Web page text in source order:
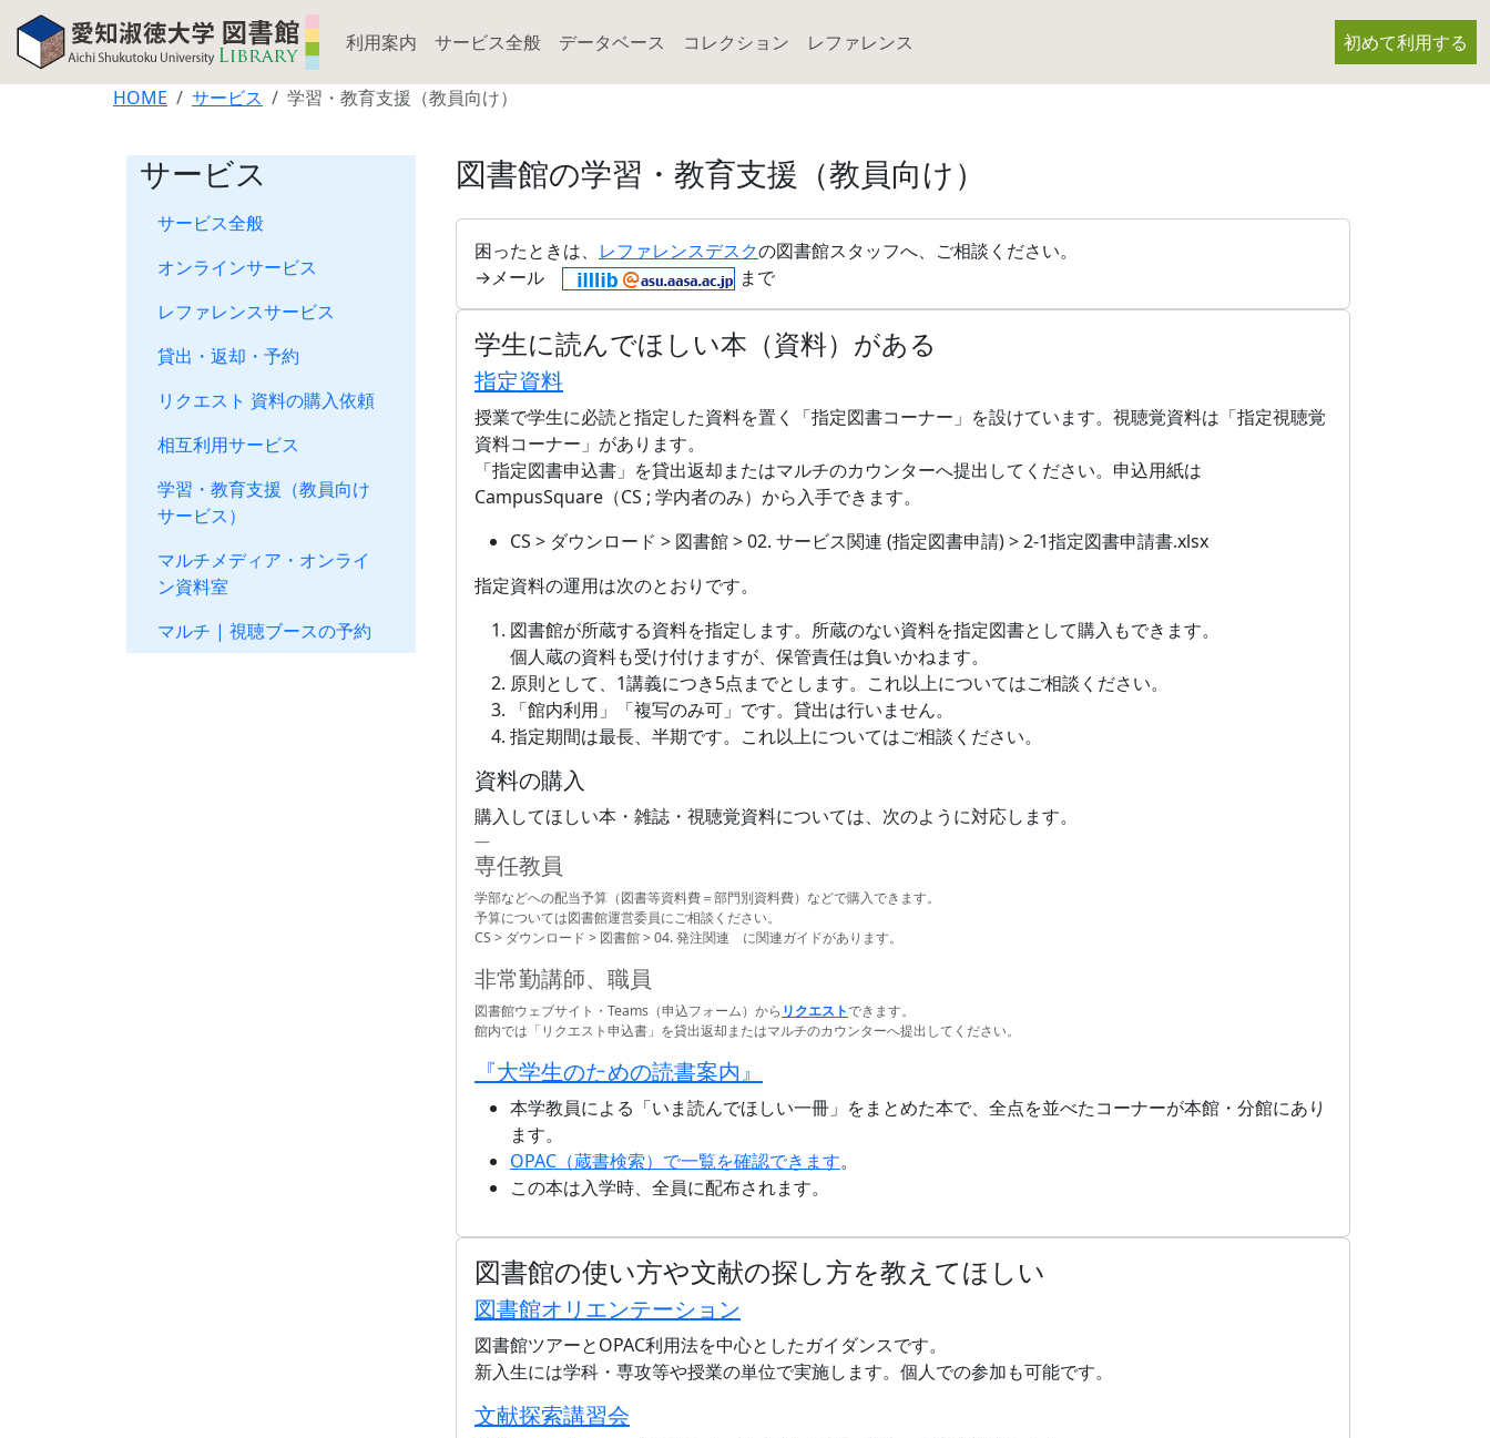
利用案内 サービス全般 データベース コレクション レファレンス 初めて利用する
HOME サービス 学習・教育支援（教員向け）
サービス
サービス全般
オンラインサービス
レファレンスサービス
貸出・返却・予約
リクエスト 資料の購入依頼
相互利用サービス
学習・教育支援（教員向け
サービス）
マルチメディア・オンライ
ン資料室
マルチ | 視聴ブースの予約
図書館の学習・教育支援（教員向け）
困ったときは、 レファレンスデスクの図書館スタッフへ、ご相談ください。
→メール
まで
学生に読んでほしい本（資料）がある
指定資料
授業で学生に必読と指定した資料を置く「指定図書コーナー」を設けています。視聴覚資料は「指定視聴覚
資料コーナー」があります。
「指定図書申込書」を貸出返却またはマルチのカウンターへ提出してください。申込用紙は
CampusSquare（CS ; 学内者のみ）から入手できます。
CS > ダウンロード > 図書館 > 02. サービス関連 (指定図書申請) > 2-1指定図書申請書.xlsx
指定資料の運用は次のとおりです。
図書館が所蔵する資料を指定します。所蔵のない資料を指定図書として購入もできます。
個人蔵の資料も受け付けますが、保管責任は負いかねます。
原則として、1講義につき5点までとします。これ以上についてはご相談ください。
「館内利用」「複写のみ可」です。貸出は行いません。
指定期間は最長、半期です。これ以上についてはご相談ください。
資料の購入
購入してほしい本・雑誌・視聴覚資料については、次のように対応します。
専任教員
学部などへの配当予算（図書等資料費＝部門別資料費）などで購入できます。
予算については図書館運営委員にご相談ください。
CS > ダウンロード > 図書館 > 04. 発注関連 に関連ガイドがあります。
非常勤講師、職員
図書館ウェブサイト・Teams（申込フォーム）から リクエストできます。
館内では「リクエスト申込書」を貸出返却またはマルチのカウンターへ提出してください。
『大学生のための読書案内』
本学教員による「いま読んでほしい一冊」をまとめた本で、全点を並べたコーナーが本館・分館にあり
ます。
OPAC（蔵書検索）で一覧を確認できます。
この本は入学時、全員に配布されます。
図書館の使い方や文献の探し方を教えてほしい
図書館オリエンテーション
図書館ツアーとOPAC利用法を中心としたガイダンスです。
新入生には学科・専攻等や授業の単位で実施します。個人での参加も可能です。
文献探索講習会